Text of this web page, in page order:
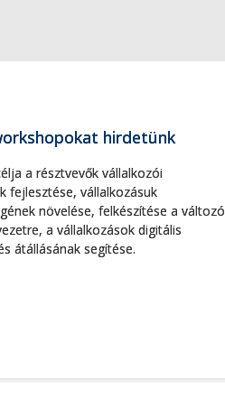
hirdetünk
a résztvevők vállalkozói
fejlesztése, vállalkozásuk
növelése, felkészítése a változó
a vállalkozások digitális
átállásának segítése.